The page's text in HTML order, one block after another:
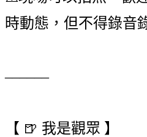
時動態，但不得錄音
【 🍺 我是觀眾 】